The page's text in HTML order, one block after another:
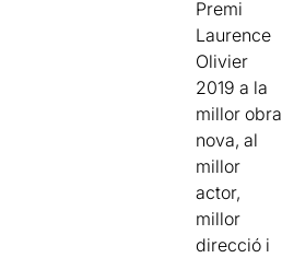
Premi
Laurence
Olivier
2019 a la
millor obra
nova, al
millor
actor,
millor
direcció i